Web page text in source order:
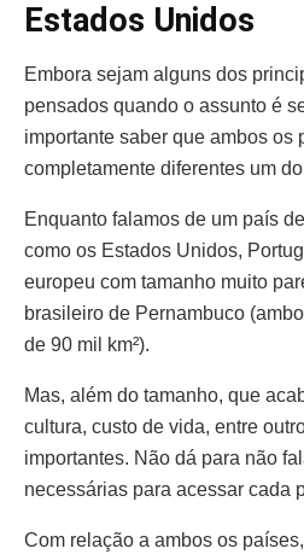
Estados Unidos
Embora sejam alguns dos
pensados quando o assunto é
importante saber que ambos os
completamente diferentes um
Enquanto falamos de um país
como os Estados Unidos,
europeu com tamanho muito
brasileiro de Pernambuco
de 90 mil km²).
Mas, além do tamanho, que
cultura, custo de vida, entre
importantes. Não dá para não
necessárias para acessar cada
Com relação a ambos os